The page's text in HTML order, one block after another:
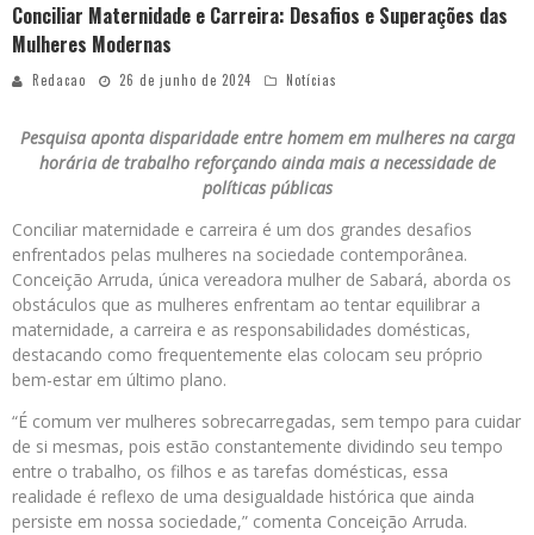
Conciliar Maternidade e Carreira: Desafios e Superações das
Mulheres Modernas
Redacao 26 de junho de 2024 Notícias
Pesquisa aponta disparidade entre homem em mulheres na carga
horária de trabalho reforçando ainda mais a necessidade de
políticas públicas
Conciliar maternidade e carreira é um dos grandes desafios
enfrentados pelas mulheres na sociedade contemporânea.
Conceição Arruda, única vereadora mulher de Sabará, aborda os
obstáculos que as mulheres enfrentam ao tentar equilibrar a
maternidade, a carreira e as responsabilidades domésticas,
destacando como frequentemente elas colocam seu próprio
bem-estar em último plano.
“É comum ver mulheres sobrecarregadas, sem tempo para cuidar
de si mesmas, pois estão constantemente dividindo seu tempo
entre o trabalho, os filhos e as tarefas domésticas, essa
realidade é reflexo de uma desigualdade histórica que ainda
persiste em nossa sociedade,” comenta Conceição Arruda.